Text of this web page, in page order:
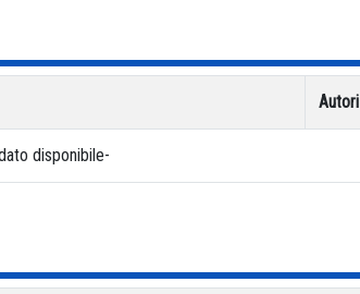
Autori
disponibile-